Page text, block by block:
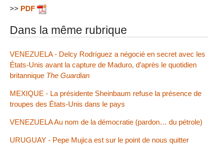
>> PDF
Dans la même rubrique
VENEZUELA - Delcy Rodríguez a négocié en secret avec les
États-Unis avant la capture de Maduro, d’après le quotidien
britannique The Guardian
MEXIQUE - La présidente Sheinbaum refuse la présence de
troupes des États-Unis dans le pays
VENEZUELA Au nom de la démocratie (pardon… du pétrole)
URUGUAY - Pepe Mujica est sur le point de nous quitter